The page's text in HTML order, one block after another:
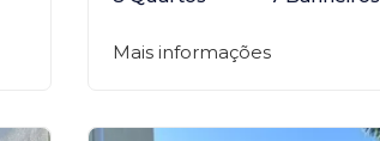
Mais informações